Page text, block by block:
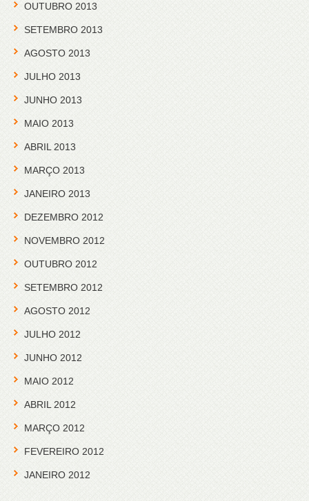
OUTUBRO 2013
SETEMBRO 2013
AGOSTO 2013
JULHO 2013
JUNHO 2013
MAIO 2013
ABRIL 2013
MARÇO 2013
JANEIRO 2013
DEZEMBRO 2012
NOVEMBRO 2012
OUTUBRO 2012
SETEMBRO 2012
AGOSTO 2012
JULHO 2012
JUNHO 2012
MAIO 2012
ABRIL 2012
MARÇO 2012
FEVEREIRO 2012
JANEIRO 2012